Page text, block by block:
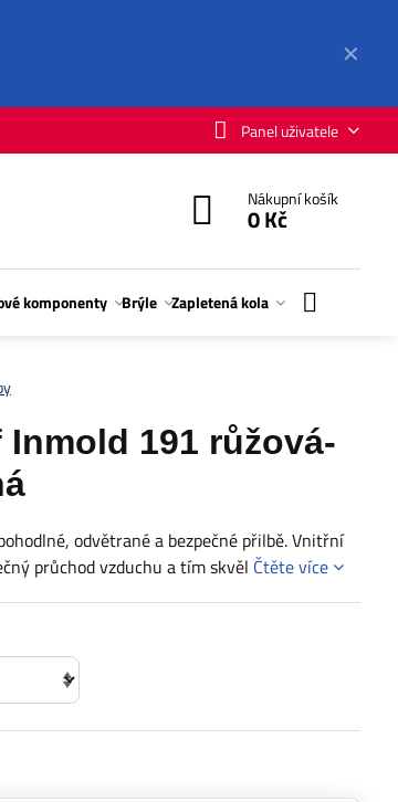
✕
Panel uživatele
Nákupní košík
0 Kč
komponenty Brýle Zapletená kola
191 růžová-
odvětrané a bezpečné přilbě. Vnitřní
průchod vzduchu a tím skvěl Čtěte více